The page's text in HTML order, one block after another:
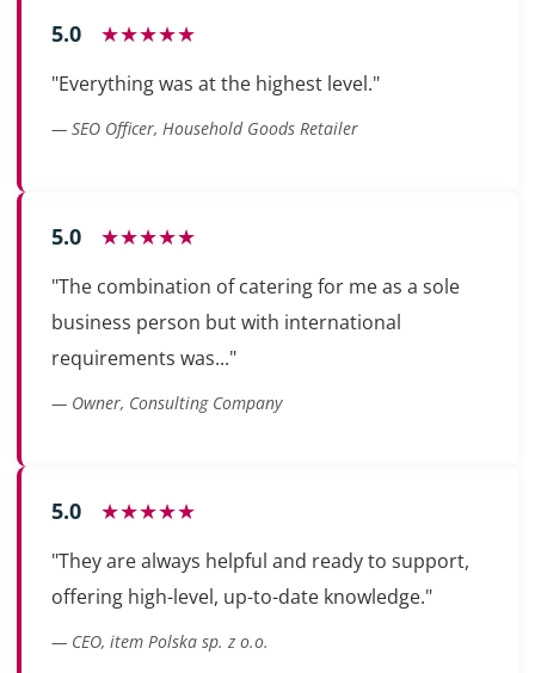
5.0 ★★★★★
"Everything was at the highest level."
— SEO Officer, Household Goods Retailer
5.0 ★★★★★
"The combination of catering for me as a sole
business person but with international
requirements was..."
— Owner, Consulting Company
5.0 ★★★★★
"They are always helpful and ready to support,
offering high-level, up-to-date knowledge."
— CEO, item Polska sp. z o.o.